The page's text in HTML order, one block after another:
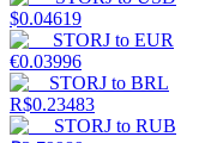
$0.04619
STORJ to EUR
€0.03996
STORJ to BRL
R$0.23483
STORJ to RUB